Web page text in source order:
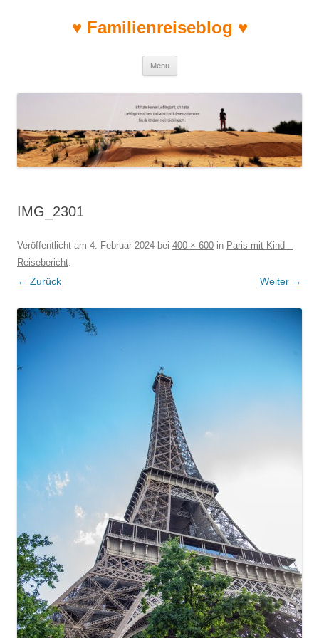
♥ Familienreiseblog ♥
Menü
IMG_2301
Veröffentlicht am 4. Februar 2024 bei 400 × 600 in Paris mit Kind –
Reisebericht.
← Zurück Weiter →